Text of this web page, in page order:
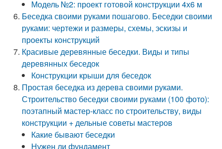
Модель №2: проект готовой конструкции 4х6 м
Беседка своими руками пошагово. Беседки своими
руками: чертежи и размеры, схемы, эскизы и
проекты конструкций
Красивые деревянные беседки. Виды и типы
деревянных беседок
Конструкции крыши для беседок
Простая беседка из дерева своими руками.
Строительство беседки своими руками (100 фото):
поэтапный мастер-класс по строительству, виды
конструкции + дельные советы мастеров
Какие бывают беседки
Нужен ли фундамент